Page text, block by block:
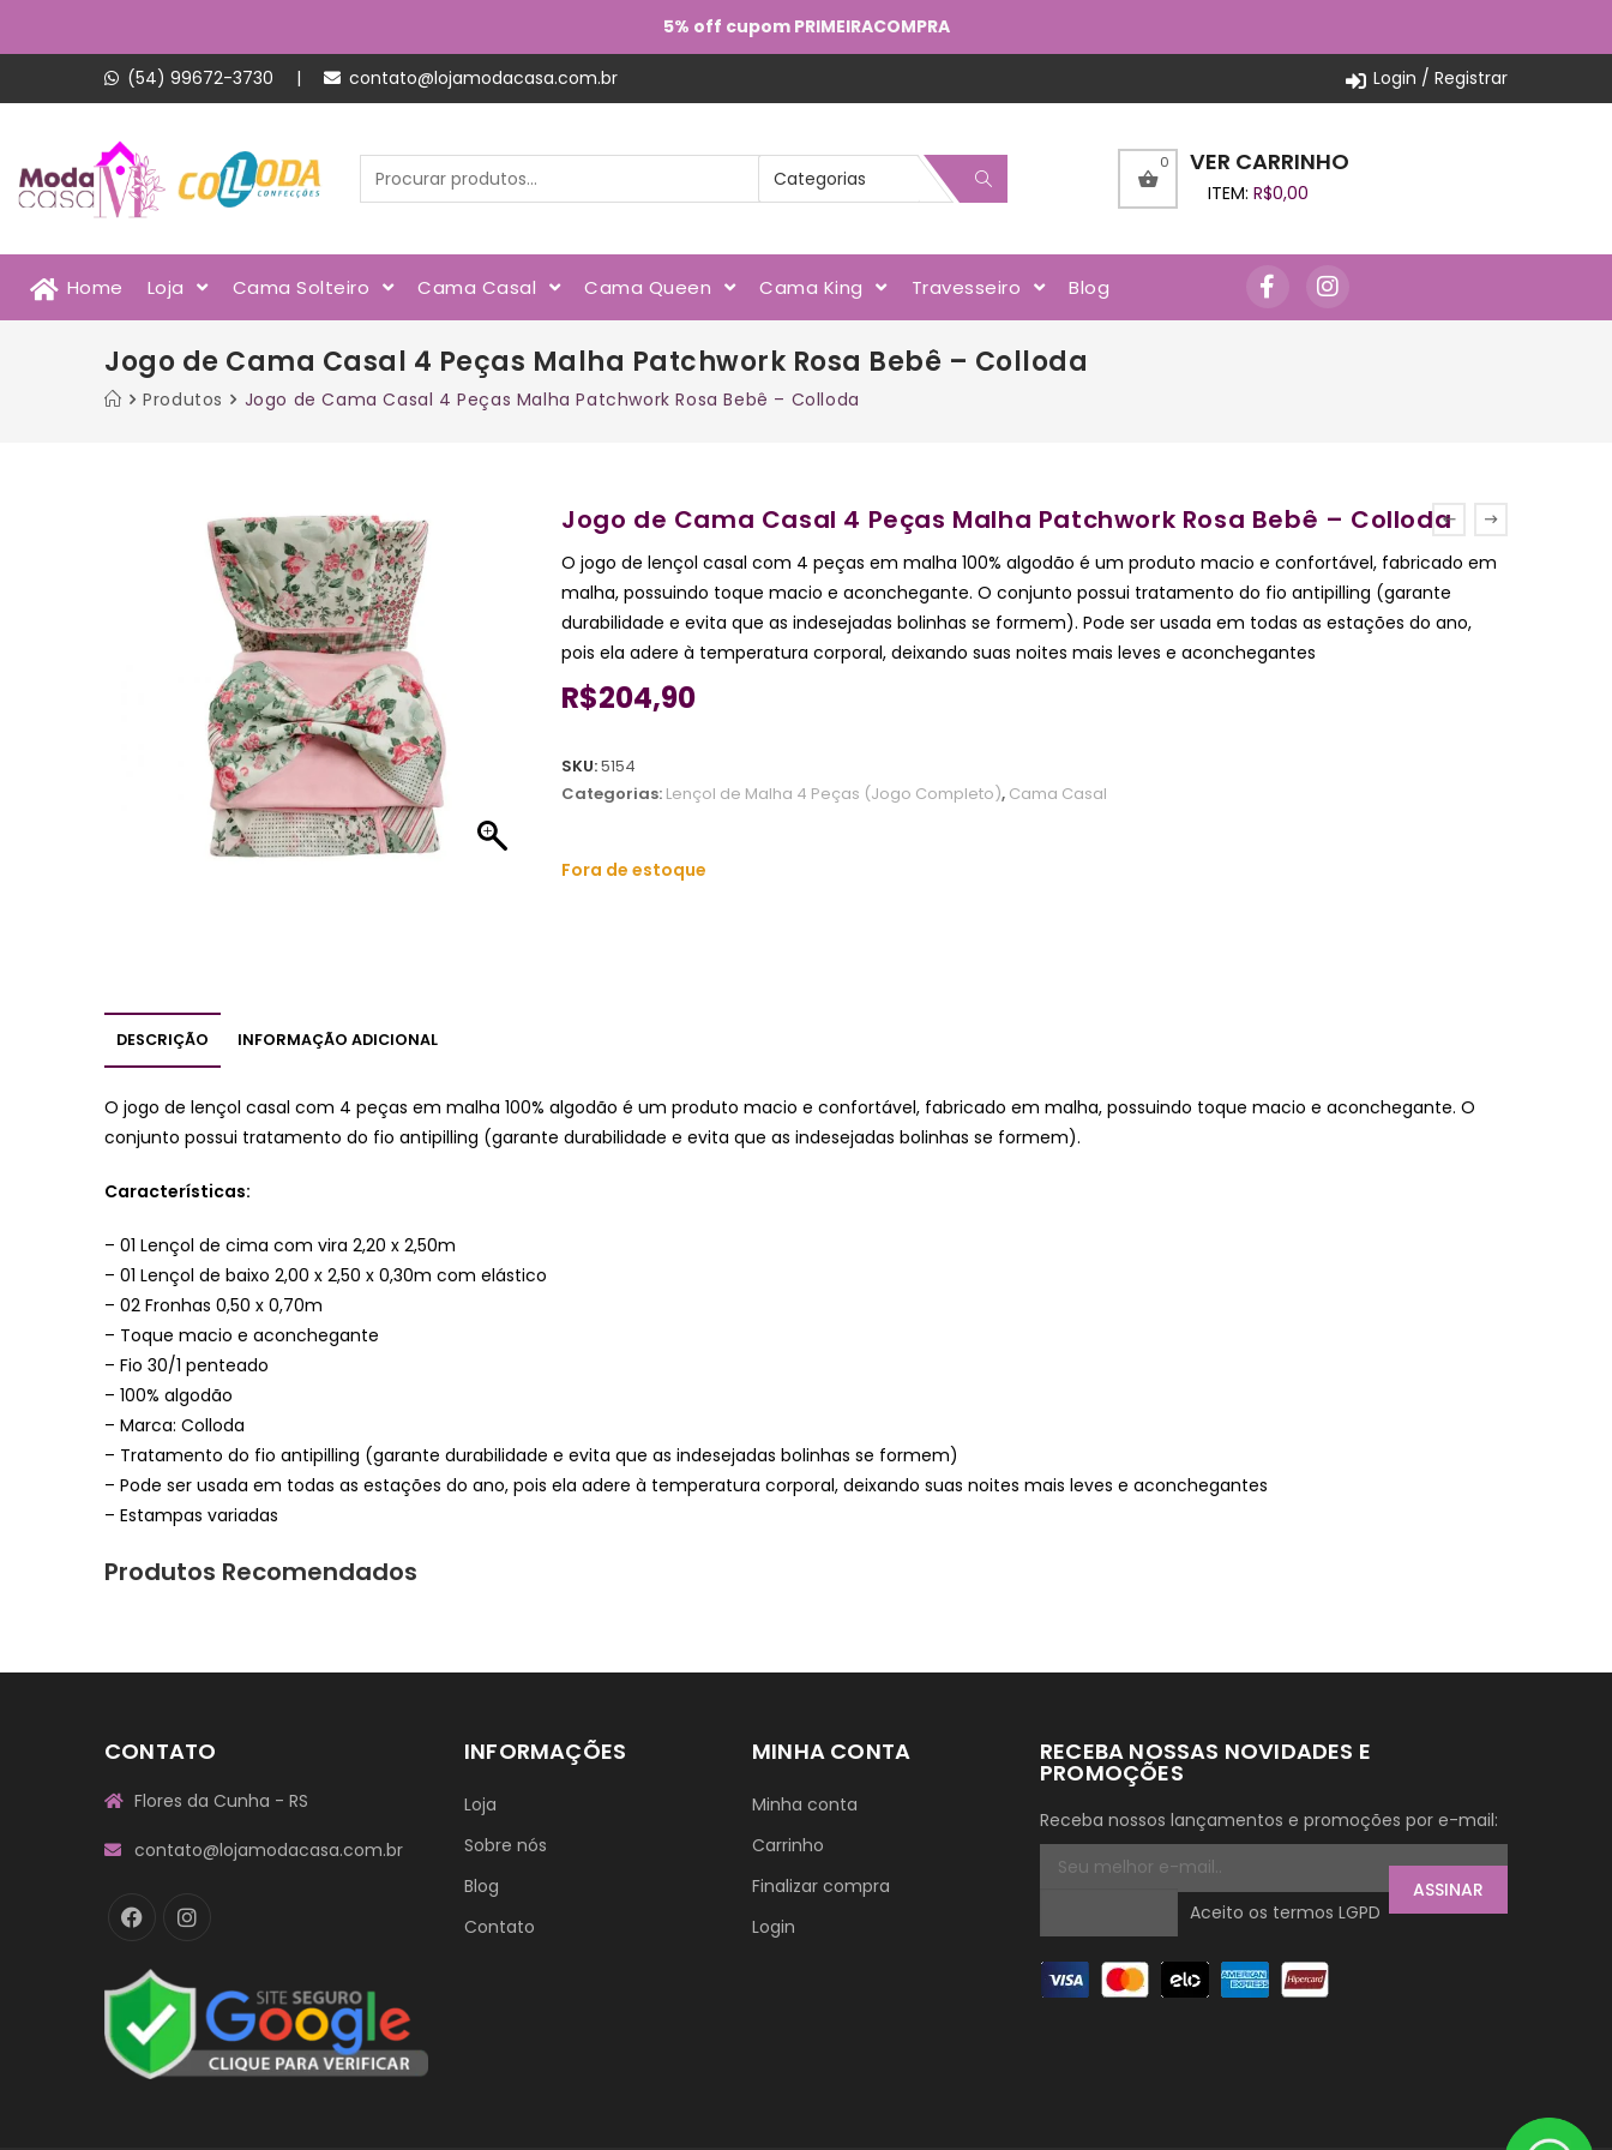
5% off cupom PRIMEIRACOMPRA
Login / Registrar
(54) 99672-3730 | contato@lojamodacasa.com.br
0 VER CARRINHO
ITEM: R$0,00
Home Loja Cama Solteiro Cama Casal Cama Queen Cama King Travesseiro Blog
Jogo de Cama Casal 4 Peças Malha Patchwork Rosa Bebê – Colloda
Produtos Jogo de Cama Casal 4 Peças Malha Patchwork Rosa Bebê – Colloda
Jogo de Cama Casal 4 Peças Malha Patchwork Rosa Bebê – Colloda
O jogo de lençol casal com 4 peças em malha 100% algodão é um produto macio e confortável, fabricado em
malha, possuindo toque macio e aconchegante. O conjunto possui tratamento do fio antipilling (garante
durabilidade e evita que as indesejadas bolinhas se formem). Pode ser usada em todas as estações do ano,
pois ela adere à temperatura corporal, deixando suas noites mais leves e aconchegantes
R$204,90
SKU:5154
Categorias: Lençol de Malha 4 Peças (Jogo Completo), Cama Casal
Fora de estoque
DESCRIÇÃO INFORMAÇÃO ADICIONAL
O jogo de lençol casal com 4 peças em malha 100% algodão é um produto macio e confortável, fabricado em malha, possuindo toque macio e aconchegante. O
conjunto possui tratamento do fio antipilling (garante durabilidade e evita que as indesejadas bolinhas se formem).
Características:
– 01 Lençol de cima com vira 2,20 x 2,50m
– 01 Lençol de baixo 2,00 x 2,50 x 0,30m com elástico
– 02 Fronhas 0,50 x 0,70m
– Toque macio e aconchegante
– Fio 30/1 penteado
– 100% algodão
– Marca: Colloda
– Tratamento do fio antipilling (garante durabilidade e evita que as indesejadas bolinhas se formem)
– Pode ser usada em todas as estações do ano, pois ela adere à temperatura corporal, deixando suas noites mais leves e aconchegantes
– Estampas variadas
Produtos Recomendados
CONTATO
Flores da Cunha - RS
contato@lojamodacasa.com.br
INFORMAÇÕES
Loja
Sobre nós
Blog
Contato
MINHA CONTA
Minha conta
Carrinho
Finalizar compra
Login
RECEBA NOSSAS NOVIDADES E
PROMOÇÕES
Receba nossos lançamentos e promoções por e-mail:
ASSINAR
Aceito os termos LGPD